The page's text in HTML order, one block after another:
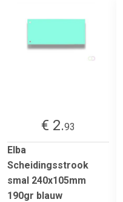
€ 2.93
Elba
Scheidingsstrook
smal 240x105mm
190gr blauw